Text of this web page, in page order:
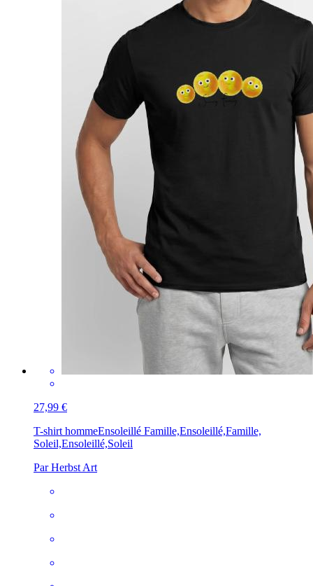
27,99 €
T-shirt hommeEnsoleillé Famille,Ensoleillé,Famille,
Soleil,Ensoleillé,Soleil
Par Herbst Art